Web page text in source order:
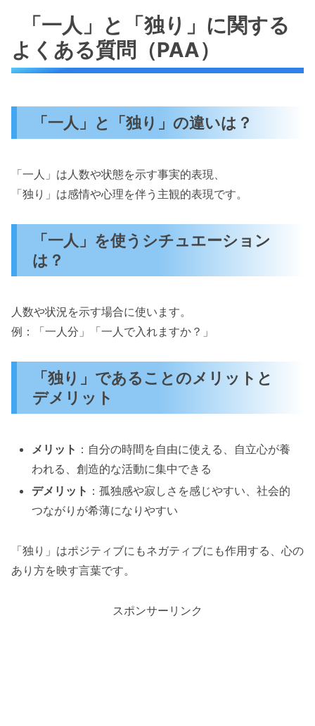
「一人」と「独り」に関する
よくある質問（PAA）
「一人」と「独り」の違いは？
「一人」は人数や状態を示す事実的表現、
「独り」は感情や心理を伴う主観的表現です。
「一人」を使うシチュエーション
は？
人数や状況を示す場合に使います。
例：「一人分」「一人で入れますか？」
「独り」であることのメリットと
デメリット
メリット ：自分の時間を自由に使える、自立心が養
われる、創造的な活動に集中できる
デメリット ：孤独感や寂しさを感じやすい、社会的
つながりが希薄になりやすい
「独り」はポジティブにもネガティブにも作用する、心の
あり方を映す言葉です。
スポンサーリンク